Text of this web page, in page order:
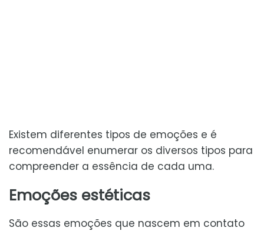
Existem diferentes tipos de emoções e é
recomendável enumerar os diversos tipos para
compreender a essência de cada uma.
Emoções estéticas
São essas emoções que nascem em contato